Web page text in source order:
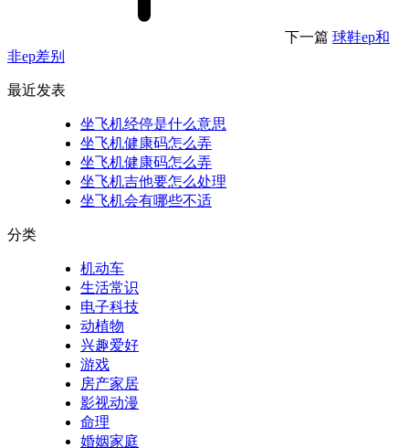
下一篇 球鞋ep和
非ep差别
最近发表
坐飞机经停是什么意思
坐飞机健康码怎么弄
坐飞机健康码怎么弄
坐飞机吉他要怎么处理
坐飞机会有哪些不适
分类
机动车
生活常识
电子科技
动植物
兴趣爱好
游戏
房产家居
影视动漫
命理
婚姻家庭